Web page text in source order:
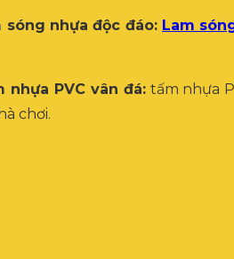
nhựa độc đáo: Lam
PVC vân đá:tấm nhựa
chơi.